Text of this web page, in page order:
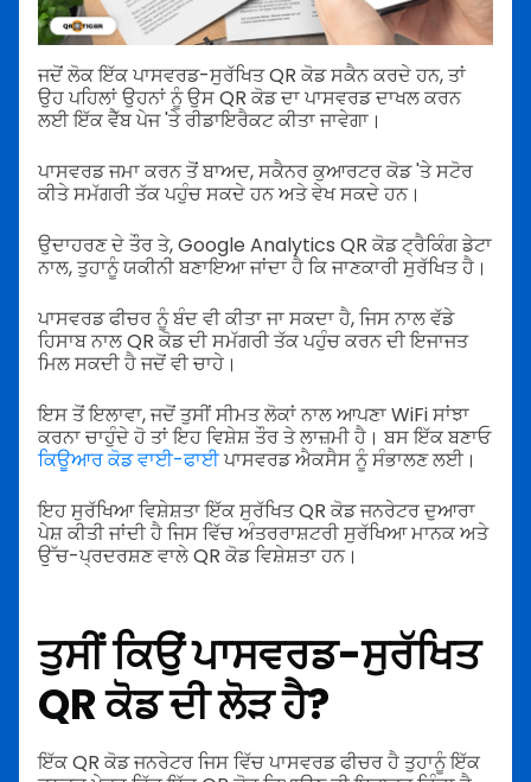
ਜਦੋਂ ਲੋਕ ਇੱਕ ਪਾਸਵਰਡ-ਸੁਰੱਖਿਤ QR ਕੋਡ ਸਕੈਨ ਕਰਦੇ ਹਨ, ਤਾਂ
ਉਹ ਪਹਿਲਾਂ ਉਹਨਾਂ ਨੂੰ ਉਸ QR ਕੋਡ ਦਾ ਪਾਸਵਰਡ ਦਾਖਲ ਕਰਨ
ਲਈ ਇੱਕ ਵੈੱਬ ਪੇਜ 'ਤੇ ਰੀਡਾਇਰੈਕਟ ਕੀਤਾ ਜਾਵੇਗਾ।
ਪਾਸਵਰਡ ਜਮਾ ਕਰਨ ਤੋਂ ਬਾਅਦ, ਸਕੈਨਰ ਕੁਆਰਟਰ ਕੋਡ 'ਤੇ ਸਟੋਰ
ਕੀਤੇ ਸਮੱਗਰੀ ਤੱਕ ਪਹੁੰਚ ਸਕਦੇ ਹਨ ਅਤੇ ਵੇਖ ਸਕਦੇ ਹਨ।
ਉਦਾਹਰਣ ਦੇ ਤੌਰ ਤੇ, Google Analytics QR ਕੋਡ ਟ੍ਰੈਕਿੰਗ ਡੇਟਾ
ਨਾਲ, ਤੁਹਾਨੂੰ ਯਕੀਨੀ ਬਣਾਇਆ ਜਾਂਦਾ ਹੈ ਕਿ ਜਾਣਕਾਰੀ ਸੁਰੱਖਿਤ ਹੈ।
ਪਾਸਵਰਡ ਫੀਚਰ ਨੂੰ ਬੰਦ ਵੀ ਕੀਤਾ ਜਾ ਸਕਦਾ ਹੈ, ਜਿਸ ਨਾਲ ਵੱਡੇ
ਹਿਸਾਬ ਨਾਲ QR ਕੋਡ ਦੀ ਸਮੱਗਰੀ ਤੱਕ ਪਹੁੰਚ ਕਰਨ ਦੀ ਇਜਾਜਤ
ਮਿਲ ਸਕਦੀ ਹੈ ਜਦੋਂ ਵੀ ਚਾਹੇ।
ਇਸ ਤੋਂ ਇਲਾਵਾ, ਜਦੋਂ ਤੁਸੀਂ ਸੀਮਤ ਲੋਕਾਂ ਨਾਲ ਆਪਣਾ WiFi ਸਾਂਝਾ
ਕਰਨਾ ਚਾਹੁੰਦੇ ਹੋ ਤਾਂ ਇਹ ਵਿਸ਼ੇਸ਼ ਤੌਰ ਤੇ ਲਾਜ਼ਮੀ ਹੈ। ਬਸ ਇੱਕ ਬਣਾਓ
ਕਿਊਆਰ ਕੋਡ ਵਾਈ-ਫਾਈਪਾਸਵਰਡ ਐਕਸੈਸ ਨੂੰ ਸੰਭਾਲਣ ਲਈ।
ਇਹ ਸੁਰੱਖਿਆ ਵਿਸ਼ੇਸ਼ਤਾ ਇੱਕ ਸੁਰੱਖਿਤ QR ਕੋਡ ਜਨਰੇਟਰ ਦੁਆਰਾ
ਪੇਸ਼ ਕੀਤੀ ਜਾਂਦੀ ਹੈ ਜਿਸ ਵਿੱਚ ਅੰਤਰਰਾਸ਼ਟਰੀ ਸੁਰੱਖਿਆ ਮਾਨਕ ਅਤੇ
ਉੱਚ-ਪ੍ਰਦਰਸ਼ਣ ਵਾਲੇ QR ਕੋਡ ਵਿਸ਼ੇਸ਼ਤਾ ਹਨ।
ਤੁਸੀਂ ਕਿਉਂ ਪਾਸਵਰਡ-ਸੁਰੱਖਿਤ
QR ਕੋਡ ਦੀ ਲੋੜ ਹੈ?
ਇੱਕ QR ਕੋਡ ਜਨਰੇਟਰ ਜਿਸ ਵਿੱਚ ਪਾਸਵਰਡ ਫੀਚਰ ਹੈ ਤੁਹਾਨੂੰ ਇੱਕ